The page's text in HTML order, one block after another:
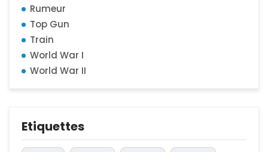
Rumeur
Top Gun
Train
World War I
World War II
Etiquettes